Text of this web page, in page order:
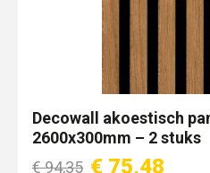
Decowall akoestisch
2600x300mm – 2 stuks
€ 94,35 € 75,48